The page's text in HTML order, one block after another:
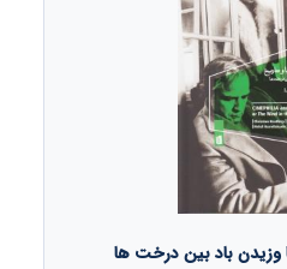
وزیدن باد بین درخت ها